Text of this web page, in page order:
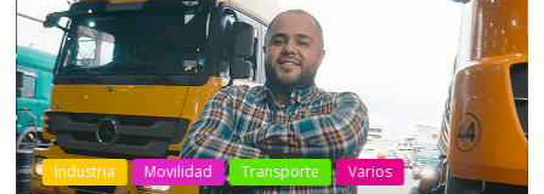
Industria Movilidad Transporte Varios